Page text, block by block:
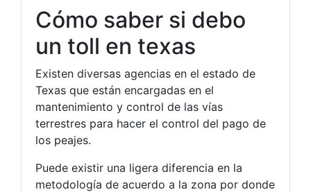
Cómo saber si debo
un toll en texas
Existen diversas agencias en el estado de
Texas que están encargadas en el
mantenimiento y control de las vías
terrestres para hacer el control del pago de
los peajes.
Puede existir una ligera diferencia en la
metodología de acuerdo a la zona por donde